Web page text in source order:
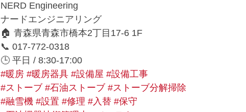
NERD Engineering
ナードエンジニアリング
🏠 青森県青森市橋本2丁目17-6 1F
📞 017-772-0318
🕒 平日 / 8:30-17:00
#暖房 #暖房器具 #設備屋 #設備工事
#ストーブ #石油ストーブ #ストーブ分解掃除
#融雪機 #設置 #修理 #入替 #保守